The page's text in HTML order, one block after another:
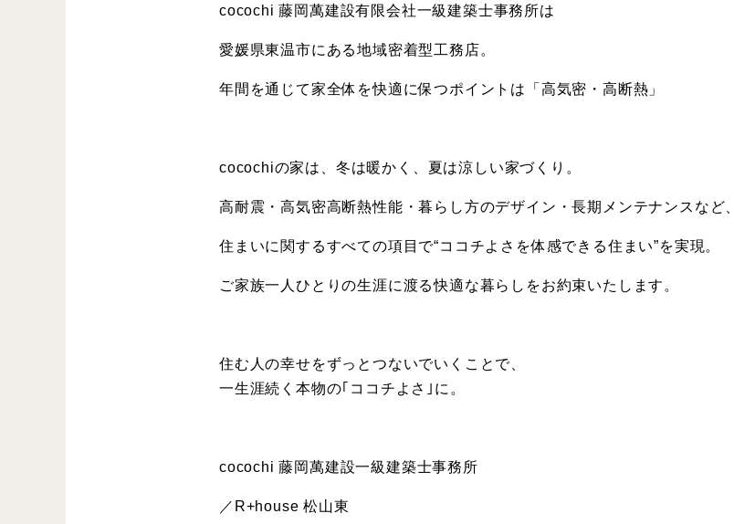
cocochi 藤岡萬建設有限会社一級建築士事務所は
愛媛県東温市にある地域密着型工務店。
年間を通じて家全体を快適に保つポイントは「高気密・高断熱」
cocochiの家は、冬は暖かく、夏は涼しい家づくり。
高耐震・高気密高断熱性能・暮らし方のデザイン・長期メンテナンスなど、
住まいに関するすべての項目で“ココチよさを体感できる住まい”を実現。
ご家族一人ひとりの生涯に渡る快適な暮らしをお約束いたします。
住む人の幸せをずっとつないでいくことで、
一生涯続く本物の｢ココチよさ｣に。
cocochi 藤岡萬建設一級建築士事務所
／R+house 松山東